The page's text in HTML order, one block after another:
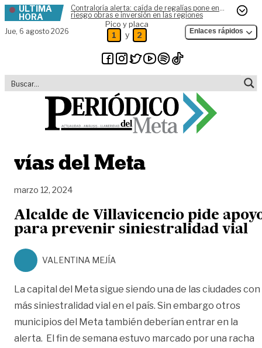
Skip to content
ÚLTIMA
HORA
Contraloría alerta: caída de regalías pone en
riesgo obras e inversión en las regiones
Jue, 6 agosto 2026
Pico y placa
1 y 2 Enlaces rápidos
vías del Meta
marzo 12, 2024
Alcalde de Villavicencio pide
para prevenir siniestralidad vial
VALENTINA MEJÍA
La capital del Meta sigue siendo una de las ciudades con
más siniestralidad vial en el país. Sin embargo otros
municipios del Meta también deberían entrar en la
alerta. El fin de semana estuvo marcado por una racha